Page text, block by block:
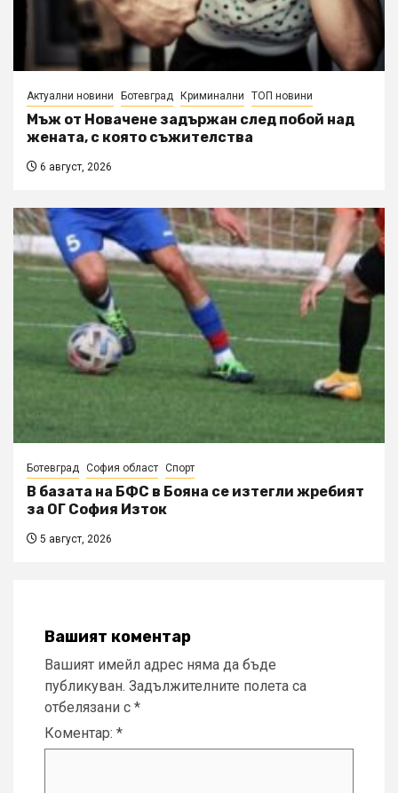
Актуални новини Ботевград Криминални ТОП новини
Мъж от Новачене задържан след побой над
жената, с която съжителства
6 август, 2026
Ботевград София област Спорт
В базата на БФС в Бояна се изтегли жребият
за ОГ София Изток
5 август, 2026
Вашият коментар
Вашият имейл адрес няма да бъде
публикуван. Задължителните полета са
отбелязани с *
Коментар: *